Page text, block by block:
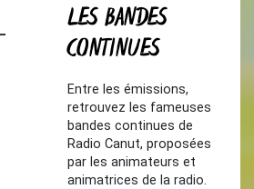
LES BANDES
CONTINUES
Entre les émissions,
retrouvez les fameuses
bandes continues de
Radio Canut, proposées
par les animateurs et
animatrices de la radio.